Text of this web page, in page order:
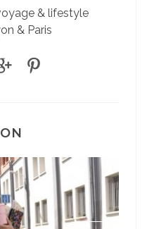
& lifestyle
& Paris